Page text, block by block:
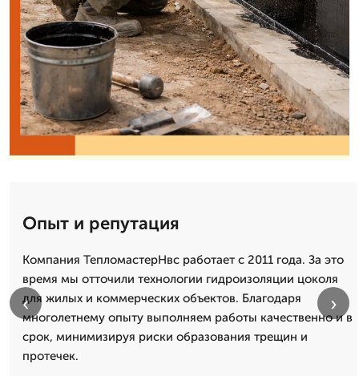
Опыт и репутация
Компания ТепломастерНвс работает с 2011 года. За это
время мы отточили технологии гидроизоляции цоколя
для жилых и коммерческих объектов. Благодаря
многолетнему опыту выполняем работы качественно и в
срок, минимизируя риски образования трещин и
протечек.
‹ ›